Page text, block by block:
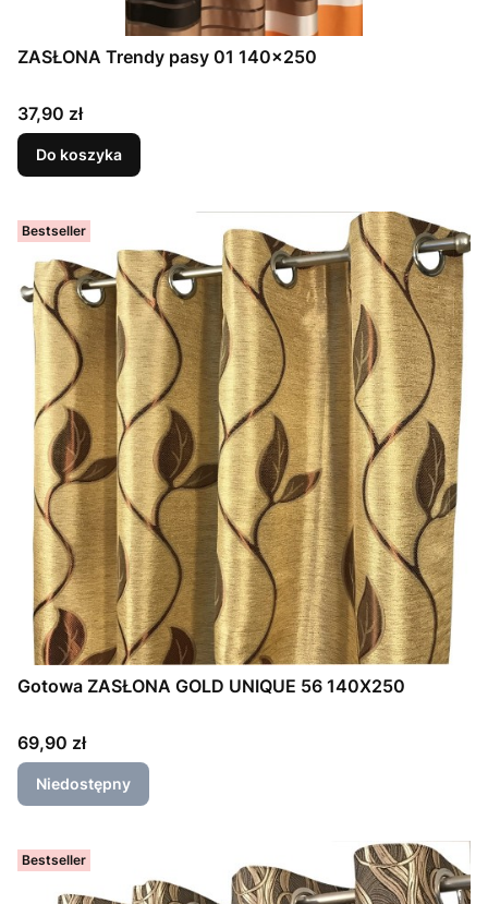
ZASŁONA Trendy pasy 01 140x250
Cena
37,90 zł
Do koszyka
Bestseller
Gotowa ZASŁONA GOLD UNIQUE 56 140X250
Cena
69,90 zł
Niedostępny
Bestseller